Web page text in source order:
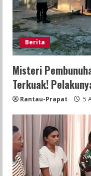
Berita
Misteri
Terkuak!
Rantau-Prapat 5